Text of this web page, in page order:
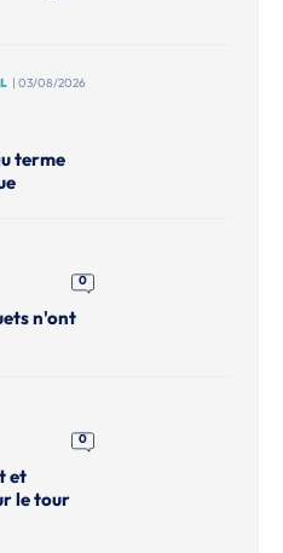
| 03/08/2026
terme
0
n'ont
0
et
le tour